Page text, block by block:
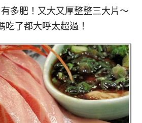
多肥！又大又厚整整三大片～
吃了都大呼太超過！